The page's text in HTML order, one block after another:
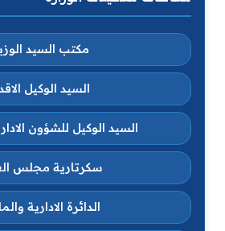
مكتب السيد
السيد الوكيل
السيد الوكيل للشؤون
سكرتارية مجلس
الدائرة الادارية